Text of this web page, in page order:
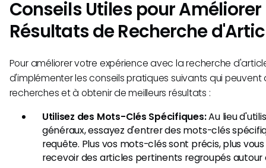
Conseils Utiles pour Améliorer
Résultats de Recherche
Pour améliorer votre expérience avec la recherche
d'implémenter les conseils pratiques suivants qui peuvent
recherches et à obtenir de meilleurs résultats :
Utilisez des Mots-Clés Spécifiques:Au lieu
généraux, essayez d'entrer des mots-clés
requête. Plus vos mots-clés sont précis, plus
recevoir des articles pertinents regroupés autour